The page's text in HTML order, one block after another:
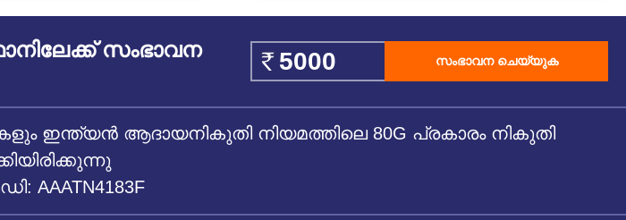
സംഭാവന
സംഭാവന ചെയ്യുക
ഇന്ത്യൻ ആദായനികുതി നിയമത്തിലെ 80G പ്രകാരം നികുതി
AAATN4183F